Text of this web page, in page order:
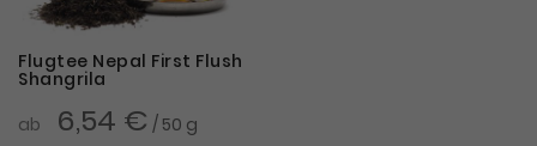
Flugtee Nepal First Flush
Shangrila
ab
6,54 € / 50 g